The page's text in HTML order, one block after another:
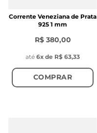
Corrente Veneziana de Prata
925 1 mm
R$ 380,00
até 6x de R$ 63,33
COMPRAR